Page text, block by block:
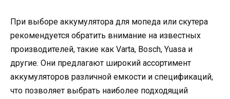
При выборе аккумулятора для мопеда или скутера
рекомендуется обратить внимание на известных
производителей, такие как Varta, Bosch, Yuasa и
другие. Они предлагают широкий ассортимент
аккумуляторов различной емкости и спецификаций,
что позволяет выбрать наиболее подходящий